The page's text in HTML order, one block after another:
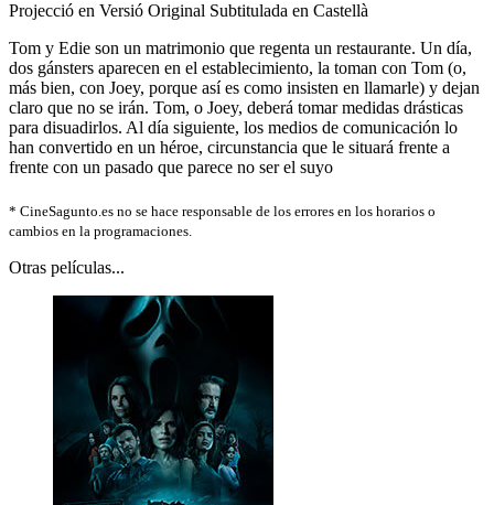
Projecció en Versió Original Subtitulada en Castellà
Tom y Edie son un matrimonio que regenta un restaurante. Un día,
dos gánsters aparecen en el establecimiento, la toman con Tom (o,
más bien, con Joey, porque así es como insisten en llamarle) y dejan
claro que no se irán. Tom, o Joey, deberá tomar medidas drásticas
para disuadirlos. Al día siguiente, los medios de comunicación lo
han convertido en un héroe, circunstancia que le situará frente a
frente con un pasado que parece no ser el suyo
* CineSagunto.es no se hace responsable de los errores en los horarios o
cambios en la programaciones.
Otras películas...